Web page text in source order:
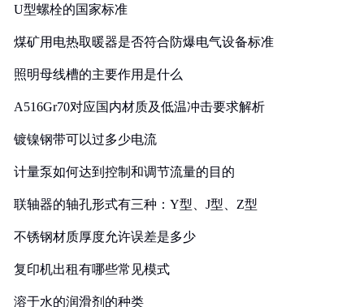
U型螺栓的国家标准
煤矿用电热取暖器是否符合防爆电气设备标准
照明母线槽的主要作用是什么
A516Gr70对应国内材质及低温冲击要求解析
镀镍钢带可以过多少电流
计量泵如何达到控制和调节流量的目的
联轴器的轴孔形式有三种：Y型、J型、Z型
不锈钢材质厚度允许误差是多少
复印机出租有哪些常见模式
溶于水的润滑剂的种类